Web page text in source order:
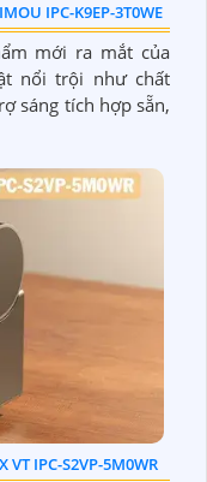
IPC-K9EP-3T0WE
mới ra mắt của
nổi trội như chất
sáng tích hợp sẵn,
VT IPC-S2VP-5M0WR